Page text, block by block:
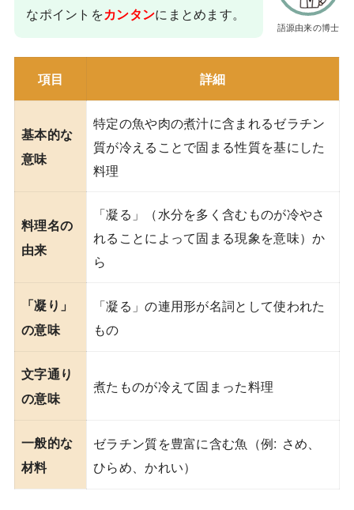
語源由来の博士
なポイントをカンタンにまとめます。
項目 詳細
基本的な
意味
特定の魚や肉の煮汁に含まれるゼラチン
質が冷えることで固まる性質を基にした
料理
料理名の
由来
「凝る」（水分を多く含むものが冷やさ
れることによって固まる現象を意味）か
ら
「凝り」
の意味
「凝る」の連用形が名詞として使われた
もの
文字通り
の意味
煮たものが冷えて固まった料理
一般的な
材料
ゼラチン質を豊富に含む魚（例: さめ、
ひらめ、かれい）